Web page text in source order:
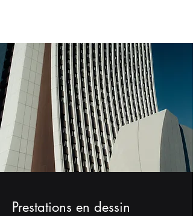
Prestations en dessin